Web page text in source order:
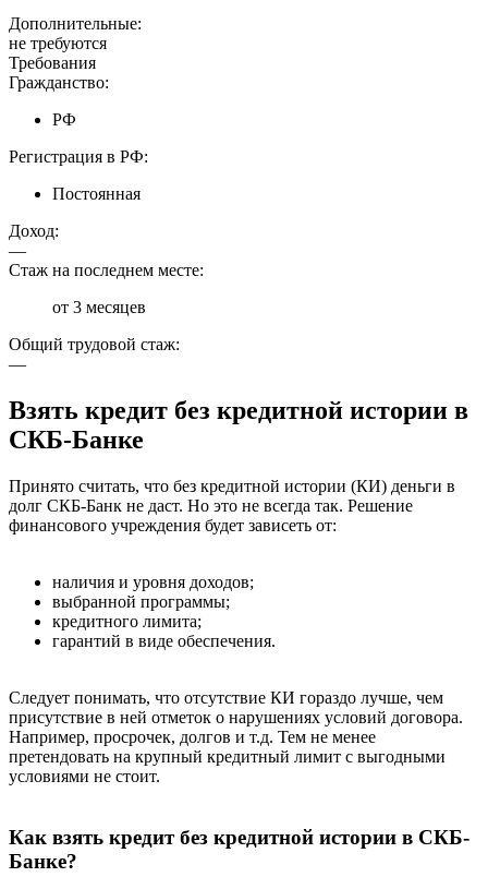
Дополнительные:
не требуются
Требования
Гражданство:
РФ
Регистрация в РФ:
Постоянная
Доход:
—
Стаж на последнем месте:
от 3 месяцев
Общий трудовой стаж:
—
Взять кредит без кредитной истории в
СКБ-Банке
Принято считать, что без кредитной истории (КИ) деньги в
долг СКБ-Банк не даст. Но это не всегда так. Решение
финансового учреждения будет зависеть от:
наличия и уровня доходов;
выбранной программы;
кредитного лимита;
гарантий в виде обеспечения.
Следует понимать, что отсутствие КИ гораздо лучше, чем
присутствие в ней отметок о нарушениях условий договора.
Например, просрочек, долгов и т.д. Тем не менее
претендовать на крупный кредитный лимит с выгодными
условиями не стоит.
Как взять кредит без кредитной истории в СКБ-
Банке?